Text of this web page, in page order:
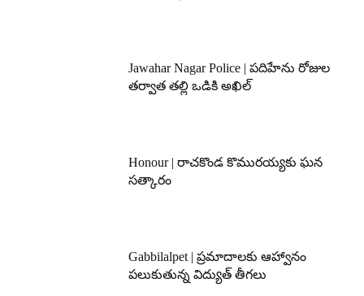
Jawahar Nagar Police | పదిహేను రోజుల
తర్వాత తల్లి ఒడికి అఖిల్
Honour | రాచకొండ కొమురయ్యకు ఘన
సత్కారం
Gabbilalpet | ప్రమాదాలకు ఆహ్వానం
పలుకుతున్న విద్యుత్ తీగలు